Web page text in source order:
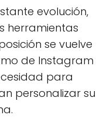
evolución,
herramientas
se vuelve
de Instagram
para
personalizar su